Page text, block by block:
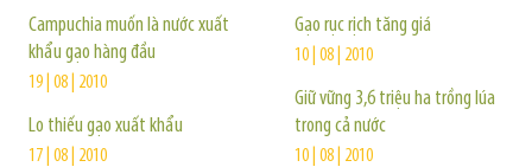
Campuchia muốn là nước xuất
khẩu gạo hàng đầu
19 | 08 | 2010
Lo thiếu gạo xuất khẩu
17 | 08 | 2010
Gạo rục rịch tăng giá
10 | 08 | 2010
Giữ vững 3,6 triệu ha trồng lúa
trong cả nước
10 | 08 | 2010